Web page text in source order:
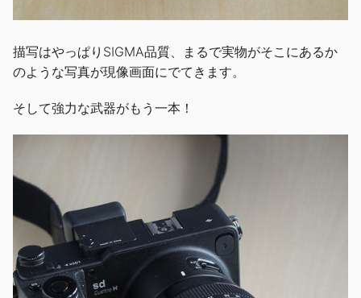
描写はやっぱりSIGMA品質、まるで実物がそこにあるか
のような写真が現像画面にでてきます。
そして強力な武器がもう一本！